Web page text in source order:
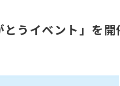
うイベント」を開